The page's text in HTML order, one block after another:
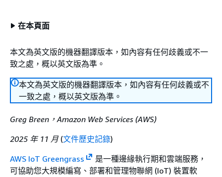
在本頁面
本文為英文版的機器翻譯版本，如內容有任何歧義或不一
致之處，概以英文版為準。
本文為英文版的機器翻譯版本，如內容有任何歧義或不
一致之處，概以英文版為準。
Greg Breen，Amazon Web Services (AWS)
2025 年 11 月(文件歷史記錄)
AWS IoT Greengrass
是一種邊緣執行期和雲端服務，
可協助您大規模編寫、部署和管理物聯網 (IoT) 裝置軟